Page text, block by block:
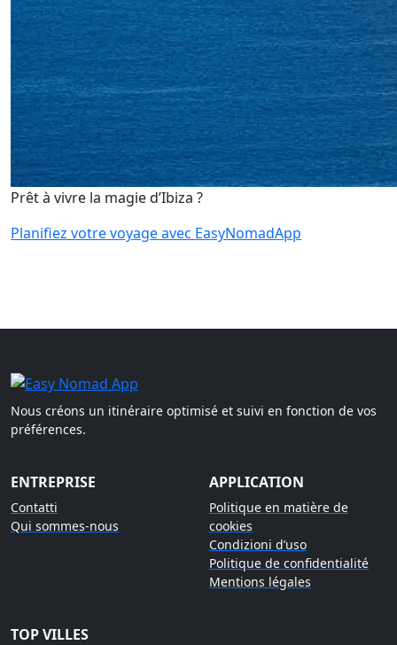
Prêt à vivre la magie d’Ibiza ?
Planifiez votre voyage avec EasyNomadApp
Nous créons un itinéraire optimisé et suivi en fonction de vos
préférences.
ENTREPRISE
Contatti
Qui sommes-nous
APPLICATION
Politique en matière de
cookies
Condizioni d’uso
Politique de confidentialité
Mentions légales
TOP VILLES